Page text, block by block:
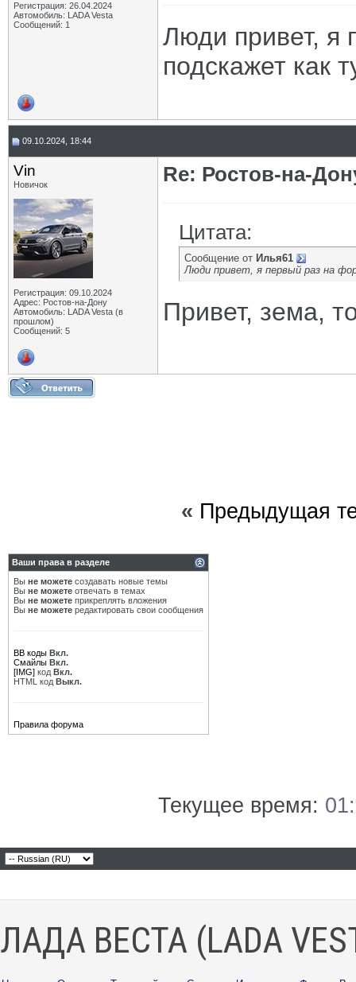
Регистрация: 26.04.2024
Автомобиль: LADA Vesta
Сообщений: 1
Люди привет, я
подскажет как
09.10.2024, 18:44
Vin
Новичок
Регистрация: 09.10.2024
Адрес: Ростов-на-Донy
Автомобиль: LADA Vesta (в
прошлом)
Сообщений: 5
Re: Ростов-на-
Цитата:
Сообщение от Илья61
Люди привет, я первый раз на
Привет, зема,
« Предыдущая
Ваши права в разделе
Вы не можете создавать новые темы
Вы не можете отвечать в темах
Вы не можете прикреплять вложения
Вы не можете редактировать свои сообщения
BB коды Вкл.
Смайлы Вкл.
[IMG] код Вкл.
HTML код Выкл.
Правила форума
Текущее время:
ЛАДА ВЕСТА (LADA